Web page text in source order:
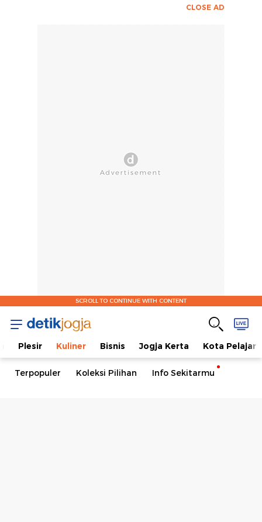
CLOSE AD
SCROLL TO CONTINUE WITH CONTENT
Plesir Kuliner Bisnis Jogja Kerta Kota Pelajar
Terpopuler Koleksi Pilihan Info Sekitarmu